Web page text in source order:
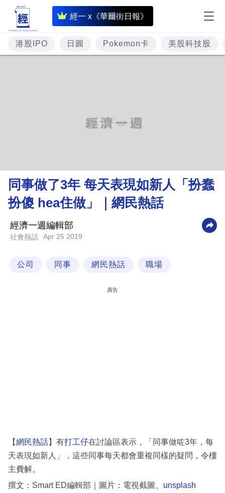
經一 x《華爾街日報》
即
時
財
經
理
財
商
業
科
區
港股IPO 日圓 Pokemon卡 美股科技股
同事做了3年 每天表現如新人「扮蠢
扮傻 hea住做」｜網民熱話
經濟一週編輯部
社會熱話 Apr 25 2019
公司 同事 網民熱話 職場
廣告
【網民熱話】有打工仔在討論區表示，「同事做咗3年，每
天表現如新人」，這些同事每天都會重複同樣的疑問，令樓
主費解。
撰文：Smart ED編輯部｜圖片：電視截圖、 unsplash